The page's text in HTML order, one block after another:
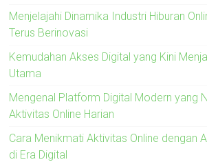
Menjelajahi Dinamika Industri Hiburan
Terus Berinovasi
Kemudahan Akses Digital yang Kini
Utama
Mengenal Platform Digital Modern yang
Aktivitas Online Harian
Cara Menikmati Aktivitas Online dengan
di Era Digital